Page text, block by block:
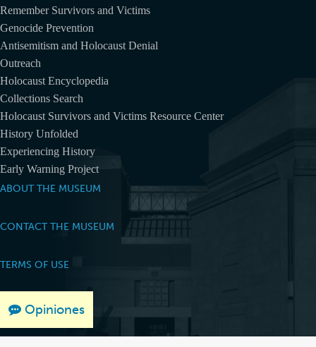
Opiniones
Remember Survivors and Victims
Genocide Prevention
Antisemitism and Holocaust Denial
Outreach
Holocaust Encyclopedia
Collections Search
Holocaust Survivors and Victims Resource Center
History Unfolded
Experiencing History
Early Warning Project
ABOUT THE MUSEUM
CONTACT THE MUSEUM
TERMS OF USE
PRIVACY
ACCESSIBILITY